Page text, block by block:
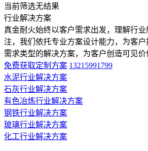
当前筛选无结果
行业解决方案
真金耐火始终以客户需求出发，理解行
注，我们依托专业方案设计能力，为客
需求类型的解决方案，为客户创造可见价
免费获取定制方案 13215991799
水泥行业解决方案
石灰行业解决方案
有色冶炼行业解决方案
钢铁行业解决方案
玻璃行业解决方案
化工行业解决方案